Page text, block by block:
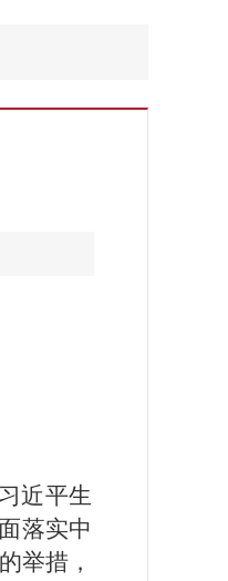
近平生
落实中
举措，